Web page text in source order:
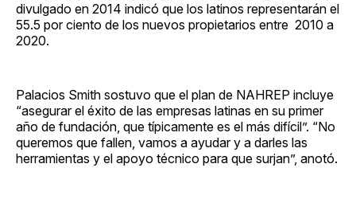
divulgado en 2014 indicó que los latinos representarán el
55.5 por ciento de los nuevos propietarios entre 2010 a
2020.
Palacios Smith sostuvo que el plan de NAHREP incluye
“asegurar el éxito de las empresas latinas en su primer
año de fundación, que típicamente es el más difícil”. “No
queremos que fallen, vamos a ayudar y a darles las
herramientas y el apoyo técnico para que surjan”, anotó.